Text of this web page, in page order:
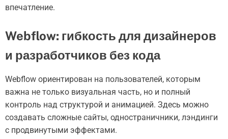
впечатление.
Webflow: гибкость для дизайнеров
и разработчиков без кода
Webflow ориентирован на пользователей, которым
важна не только визуальная часть, но и полный
контроль над структурой и анимацией. Здесь можно
создавать сложные сайты, одностраничники, лэндинги
с продвинутыми эффектами.